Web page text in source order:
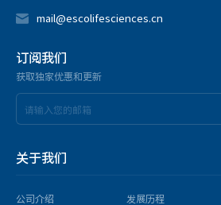
mail@escolifesciences.cn
订阅我们
获取独家优惠和更新
关于我们
公司介绍 发展历程